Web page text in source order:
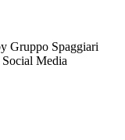
Gruppo Spaggiari
Media